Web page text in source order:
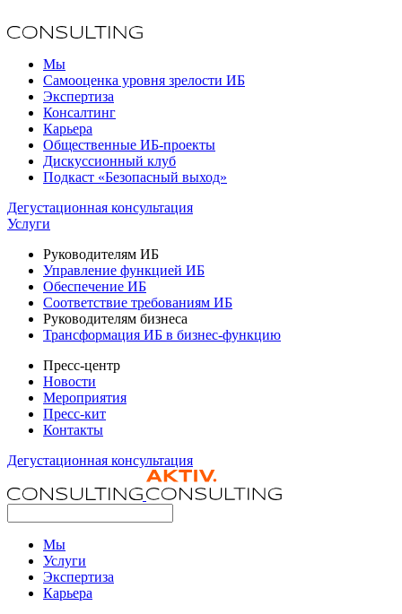
Мы
Самооценка уровня зрелости ИБ
Экспертиза
Консалтинг
Карьера
Общественные ИБ-проекты
Дискуссионный клуб
Подкаст «Безопасный выход»
Дегустационная консультация
Услуги
Руководителям ИБ
Управление функцией ИБ
Обеспечение ИБ
Соответствие требованиям ИБ
Руководителям бизнеса
Трансформация ИБ в бизнес-функцию
Пресс-центр
Новости
Мероприятия
Пресс-кит
Контакты
Дегустационная консультация
Мы
Услуги
Экспертиза
Карьера